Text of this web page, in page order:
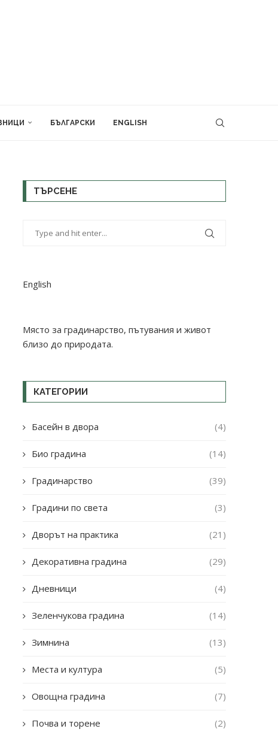
БЪЛГАРСКИ ENGLISH
ТЪРСЕНЕ
English
Място за градинарство, пътувания и живот
близо до природата.
КАТЕГОРИИ
Басейн в двора (4)
Био градина (14)
Градинарство (39)
Градини по света (3)
Дворът на практика (21)
Декоративна градина (29)
Дневници (4)
Зеленчукова градина (14)
Зимнина (13)
Места и култура (5)
Овощна градина (7)
Почва и торене (2)